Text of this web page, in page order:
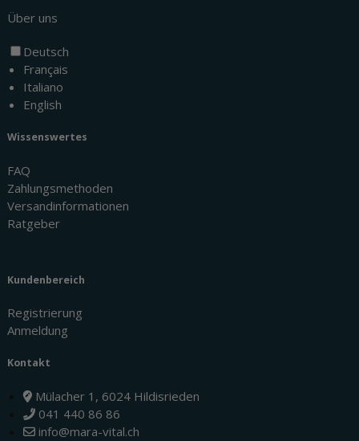
Über uns
Deutsch
Français
Italiano
English
Wissenswertes
FAQ
Zahlungsmethoden
Versandinformationen
Ratgeber
Kundenbereich
Registrierung
Anmeldung
Kontakt
Mülacher 1, 6024 Hildisrieden
041 440 86 86
info@mara-vital.ch